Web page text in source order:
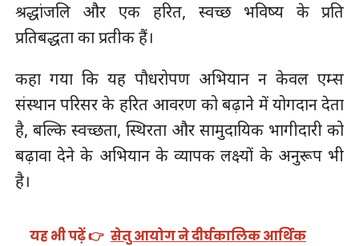
श्रद्धांजलि और एक हरित, स्वच्छ भविष्य के प्रति
प्रतिबद्धता का प्रतीक हैं।
कहा गया कि यह पौधरोपण अभियान न केवल एम्स
संस्थान परिसर के हरित आवरण को बढ़ाने में योगदान देता
है, बल्कि स्वच्छता, स्थिरता और सामुदायिक भागीदारी को
बढ़ावा देने के अभियान के व्यापक लक्ष्यों के अनुरूप भी
है।
यह भी पढ़ें 👉 सेतु आयोग ने दीर्घकालिक आर्थिक